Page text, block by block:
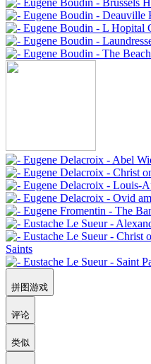
拼图游戏
评论
类似